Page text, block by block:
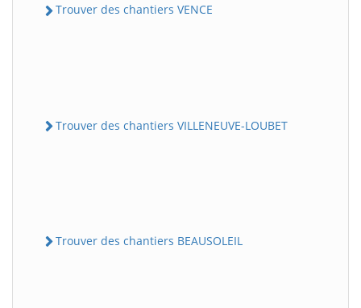
Trouver des chantiers VENCE
Trouver des chantiers VILLENEUVE-LOUBET
Trouver des chantiers BEAUSOLEIL